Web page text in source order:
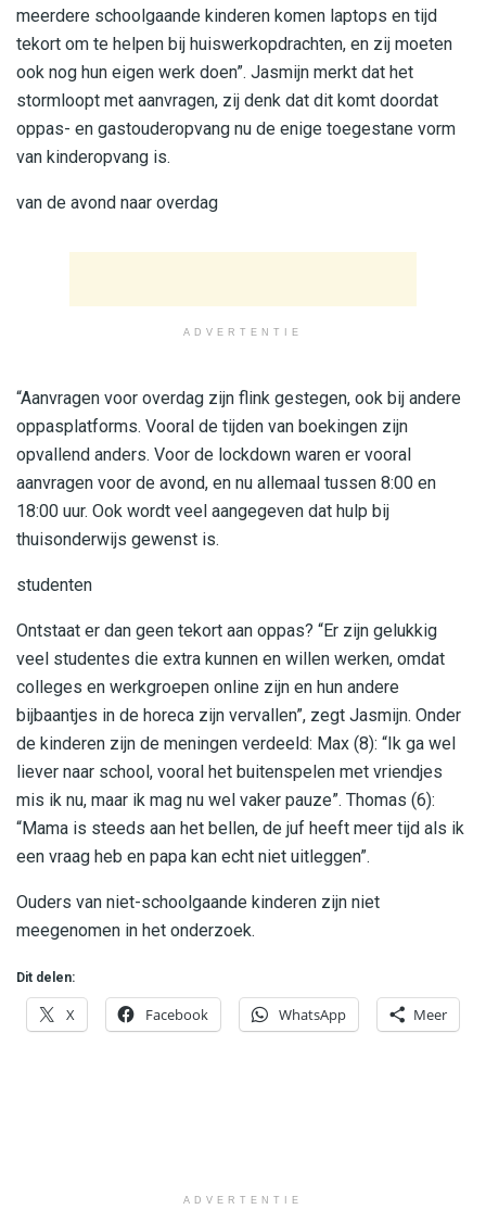
meerdere schoolgaande kinderen komen laptops en tijd
tekort om te helpen bij huiswerkopdrachten, en zij moeten
ook nog hun eigen werk doen”. Jasmijn merkt dat het
stormloopt met aanvragen, zij denk dat dit komt doordat
oppas- en gastouderopvang nu de enige toegestane vorm
van kinderopvang is.
van de avond naar overdag
ADVERTENTIE
“Aanvragen voor overdag zijn flink gestegen, ook bij andere
oppasplatforms. Vooral de tijden van boekingen zijn
opvallend anders. Voor de lockdown waren er vooral
aanvragen voor de avond, en nu allemaal tussen 8:00 en
18:00 uur. Ook wordt veel aangegeven dat hulp bij
thuisonderwijs gewenst is.
studenten
Ontstaat er dan geen tekort aan oppas? “Er zijn gelukkig
veel studentes die extra kunnen en willen werken, omdat
colleges en werkgroepen online zijn en hun andere
bijbaantjes in de horeca zijn vervallen”, zegt Jasmijn. Onder
de kinderen zijn de meningen verdeeld: Max (8): “Ik ga wel
liever naar school, vooral het buitenspelen met vriendjes
mis ik nu, maar ik mag nu wel vaker pauze”. Thomas (6):
“Mama is steeds aan het bellen, de juf heeft meer tijd als ik
een vraag heb en papa kan echt niet uitleggen”.
Ouders van niet-schoolgaande kinderen zijn niet
meegenomen in het onderzoek.
Dit delen:
X Facebook WhatsApp Meer
ADVERTENTIE